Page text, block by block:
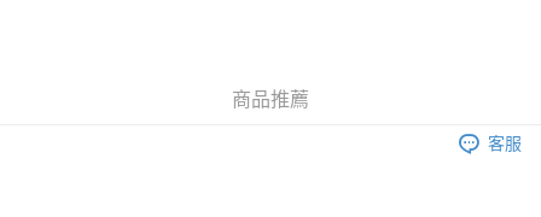
商品推薦
客服